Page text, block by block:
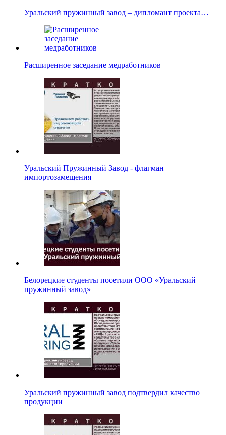
Уральский пружинный завод – дипломант проекта…
Расширенное заседание медработников
Уральский Пружинный Завод - флагман
импортозамещения
Белорецкие студенты посетили ООО «Уральский
пружинный завод»
Уральский пружинный завод подтвердил качество
продукции